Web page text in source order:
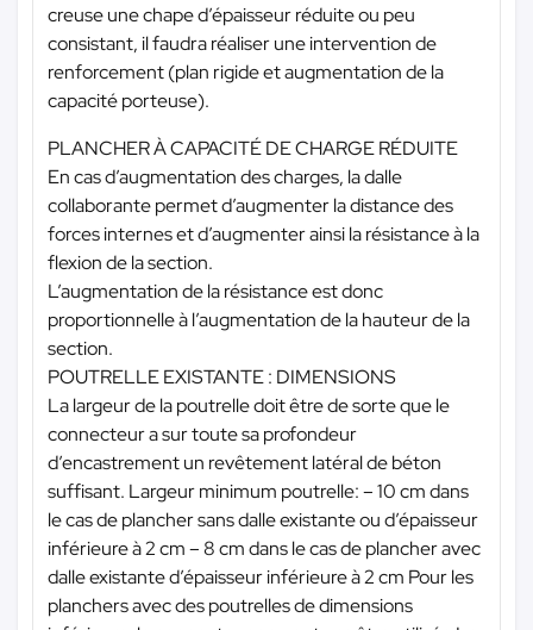
creuse une chape d’épaisseur réduite ou peu
consistant, il faudra réaliser une intervention de
renforcement (plan rigide et augmentation de la
capacité porteuse).
PLANCHER À CAPACITÉ DE CHARGE RÉDUITE
En cas d’augmentation des charges, la dalle
collaborante permet d’augmenter la distance des
forces internes et d’augmenter ainsi la résistance à la
flexion de la section.
L’augmentation de la résistance est donc
proportionnelle à l’augmentation de la hauteur de la
section.
POUTRELLE EXISTANTE : DIMENSIONS
La largeur de la poutrelle doit être de sorte que le
connecteur a sur toute sa profondeur
d’encastrement un revêtement latéral de béton
suffisant. Largeur minimum poutrelle: – 10 cm dans
le cas de plancher sans dalle existante ou d’épaisseur
inférieure à 2 cm – 8 cm dans le cas de plancher avec
dalle existante d’épaisseur inférieure à 2 cm Pour les
planchers avec des poutrelles de dimensions